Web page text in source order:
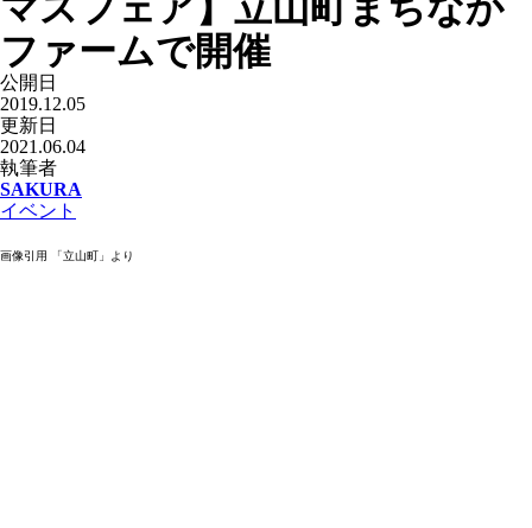
ファームで開催
公開日
2019.12.05
更新日
2021.06.04
執筆者
SAKURA
イベント
画像引用 「立山町」より